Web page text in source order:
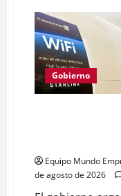
de
color
que
ignora
Gobierno
Equipo Mundo
de agosto de 2026